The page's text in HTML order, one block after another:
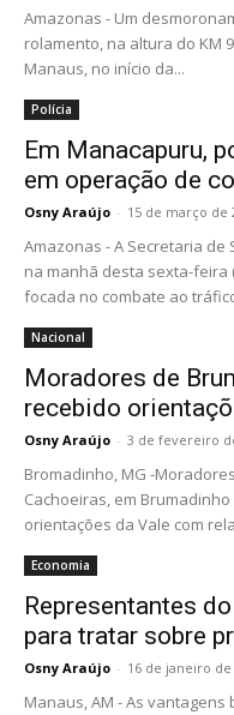
Amazonas - Um
rolamento, na altura do KM
Manaus, no início da...
Polícia
Em Manacapuru,
em operação de
Osny Araújo - 15 de março de
Amazonas - A Secretaria de
na manhã desta sexta-feira
focada no combate ao
Nacional
Moradores de
recebido
Osny Araújo - 3 de fevereiro
Bromadinho, MG -
Cachoeiras, em
orientações da Vale com
Economia
Representantes
para tratar sobre
Osny Araújo - 16 de janeiro de
Manaus, AM - As